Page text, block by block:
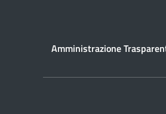
Amministrazione